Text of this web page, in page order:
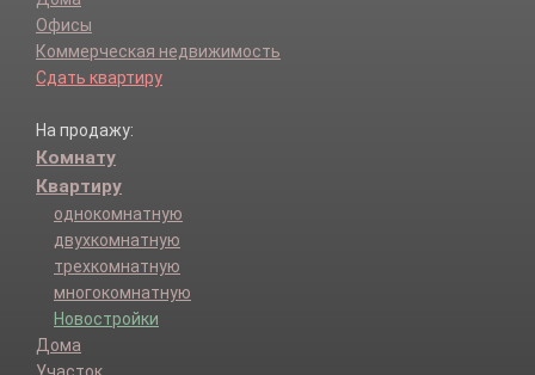
Офисы
Коммерческая недвижимость
Сдать квартиру
На продажу:
Комнату
Квартиру
однокомнатную
двухкомнатную
трехкомнатную
многокомнатную
Новостройки
Дома
Участок